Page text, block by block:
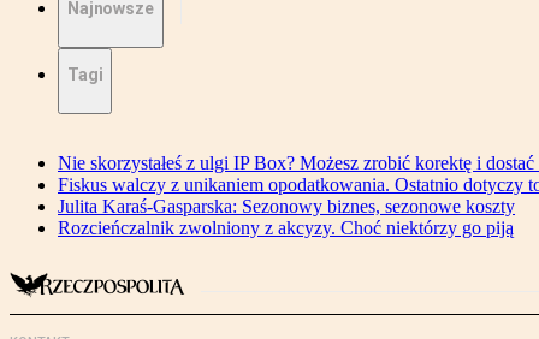
Najnowsze
Tagi
Nie skorzystałeś z ulgi IP Box? Możesz zrobić korektę i
Fiskus walczy z unikaniem opodatkowania. Ostatnio dotyczy
Julita Karaś-Gasparska: Sezonowy biznes, sezonowe koszty
Rozcieńczalnik zwolniony z akcyzy. Choć niektórzy go piją